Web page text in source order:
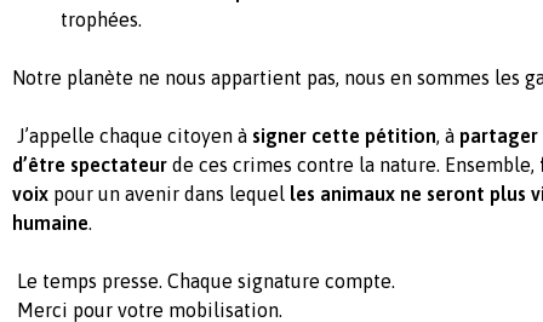
trophées.
Notre planète ne nous appartient pas, nous en sommes les
J’appelle chaque citoyen à signer cette pétition, à partager
d’être spectateur de ces crimes contre la nature. Ensemble,
voix pour un avenir dans lequel les animaux ne seront plus
humaine.
Le temps presse. Chaque signature compte.
Merci pour votre mobilisation.